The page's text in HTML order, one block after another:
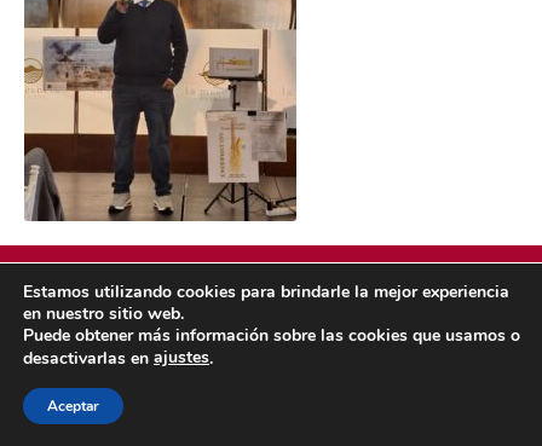
POLÍTICA DE COOKIES POLÍTICA DE PRIVACIDAD
Estamos utilizando cookies para brindarle la mejor experiencia
en nuestro sitio web.
Puede obtener más información sobre las cookies que usamos o
desactivarlas en ajustes.
Aceptar